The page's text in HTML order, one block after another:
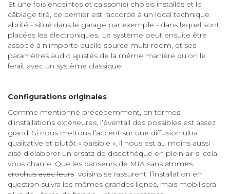
Et une fois enceintes et caisson(s) choisis installés et le
câblage tiré, ce dernier est raccordé à un local technique
abrité - situé dans le garage par exemple - dans lequel sont
placées les électroniques. Le système peut ensuite être
associé à n’importe quelle source multi-room, et ses
paramètres audio ajustés de la même manière qu’on le
ferait avec un système classique.
Configurations originales
Comme mentionné précédemment, en termes
d’installations extérieures, l’éventail des possibles est assez
grand. Si nous mettons l’accent sur une diffusion ultra
qualitative et plutôt « paisible », il nous est au moins aussi
aisé d’élaborer un ersatz de discothèque en plein air si cela
vous chante. Que les danseurs de MIA sans atomes
crochus avec leurs voisins se rassurent, l’installation en
question suivra les mêmes grandes lignes, mais mobilisera